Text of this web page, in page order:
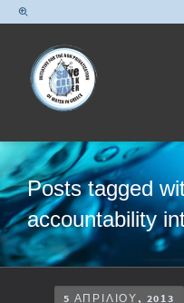
Posts tagged
accountability
5 ΑΠΡΙΛΊΟΥ, 2013